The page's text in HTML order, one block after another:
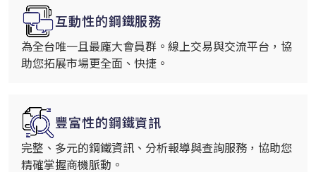
互動性的鋼鐵服務
為全台唯一且最龐大會員群。線上交易與交流平台，協
助您拓展市場更全面、快捷。
豐富性的鋼鐵資訊
完整、多元的鋼鐵資訊、分析報導與查詢服務，協助您
精確掌握商機脈動。